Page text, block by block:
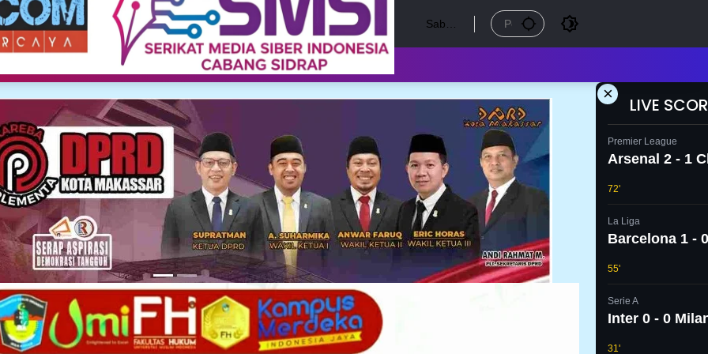
Sabtu,
×
LIVE
Premier League
Arsenal 2 - 1
72'
La Liga
Barcelona 1 -
55'
Serie A
Inter 0 - 0
31'